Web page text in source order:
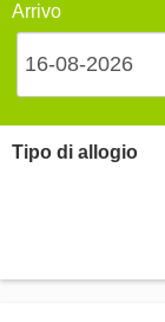
Arrivo
Tipo di allogio